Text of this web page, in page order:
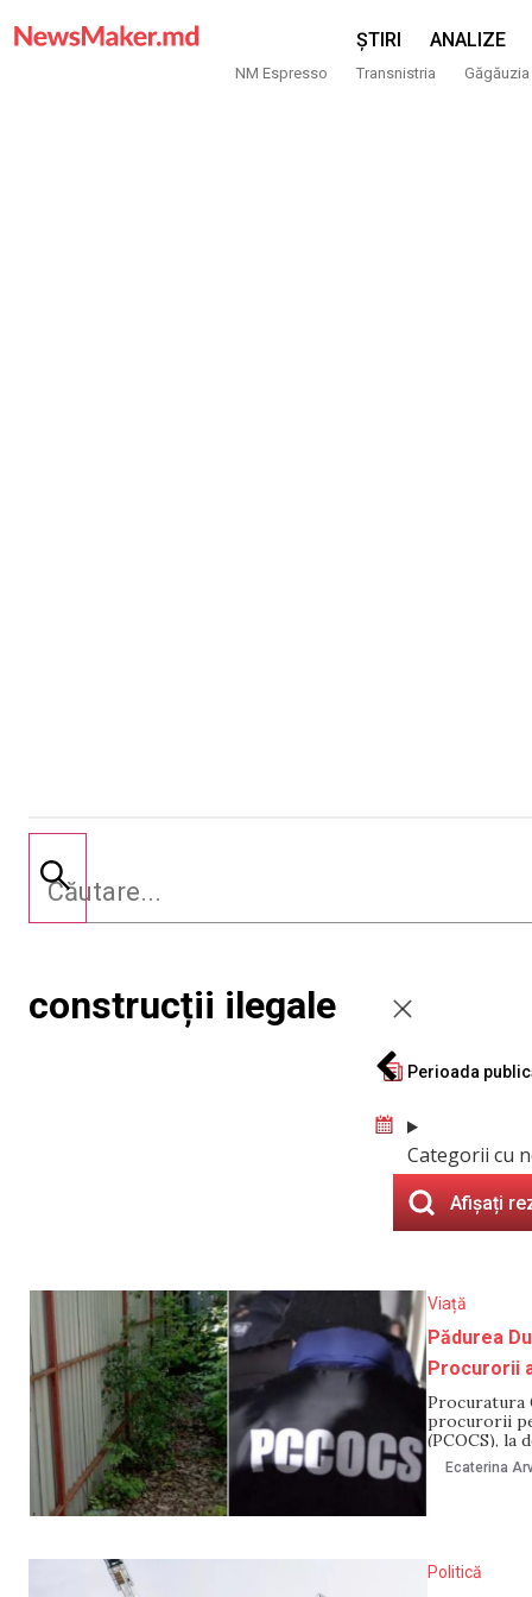
ȘTIRI ANALIZE
NM Espresso Transnistria Găgăuzia
construcții ilegale
Perioada
Categorii cu
Afișați
Viață
Pădurea
Procurorii
Procuratura
procurorii
(PCOCS), la
cu privire
Chișinău.
Ecaterina
Politică